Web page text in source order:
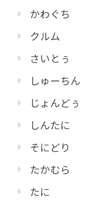
かわぐち
クルム
さいとぅ
しゅーちん
じょんどぅ
しんたに
そにどり
たかむら
たに